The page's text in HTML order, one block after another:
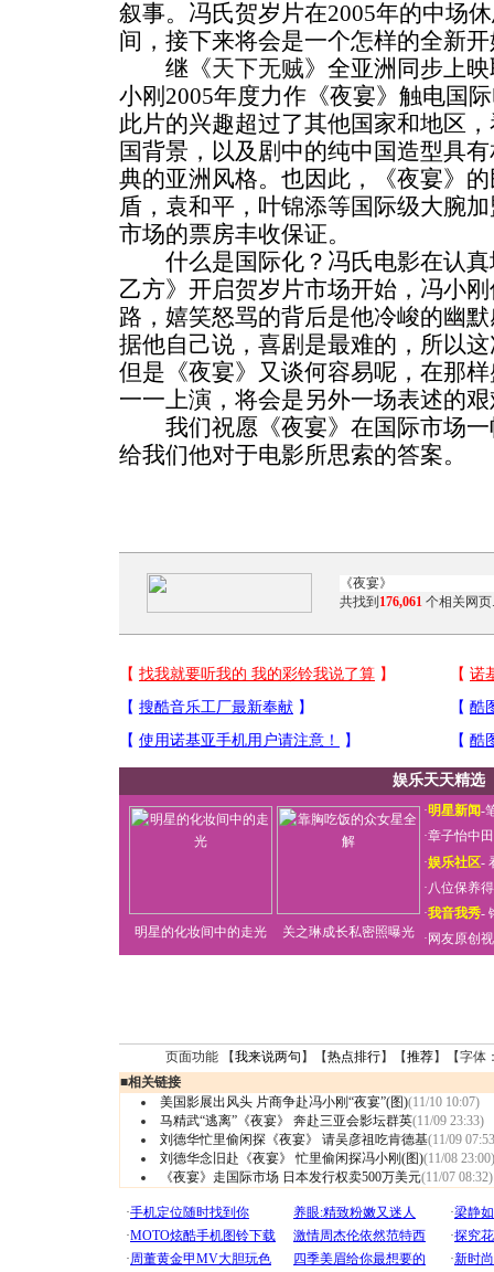
叙事。冯氏贺岁片在2005年的中场
间，接下来将会是一个怎样的全新
继《天下无贼》全亚洲同步上
小刚2005年度力作《夜宴》触电国
此片的兴趣超过了其他国家和地区
国背景，以及剧中的纯中国造型具
典的亚洲风格。也因此，《夜宴》
盾，袁和平，叶锦添等国际级大腕
市场的票房丰收保证。
什么是国际化？冯氏电影在认真
乙方》开启贺岁片市场开始，冯小
路，嬉笑怒骂的背后是他冷峻的幽
据他自己说，喜剧是最难的，所以
但是《夜宴》又谈何容易呢，在那
一一上演，将会是另外一场表述的
我们祝愿《夜宴》在国际市场一
给我们他对于电影所思索的答案。
共找到 176,061 个相关网页.
娱乐天天精选
明星的化妆间中的走光 关之琳成长私密照曝光
·明星新闻-
·章子怡中
·娱乐社区-
·八位保养
·我音我秀-
· 网友原创
页面功能 【我来说两句 】【热点排行】【推荐】【字体
■相关链接
美国影展出风头 片商争赴冯小刚“夜宴”(图)(11/10 10:07)
马精武“逃离”《夜宴》 奔赴三亚会影坛群英(11/09 23:33)
刘德华忙里偷闲探《夜宴》 请吴彦祖吃肯德基(11/09
刘德华念旧赴《夜宴》 忙里偷闲探冯小刚(图)(11/08 23:00)
《夜宴》走国际市场 日本发行权卖500万美元(11/07 08:32)